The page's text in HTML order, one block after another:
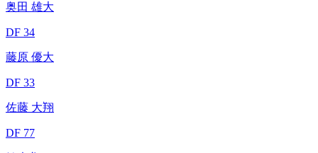
奥田 雄大
DF 34
藤原 優大
DF 33
佐藤 大翔
DF 77